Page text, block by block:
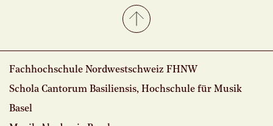
Fachhochschule Nordwestschweiz FHNW
Schola Cantorum Basiliensis, Hochschule für Musik
Basel